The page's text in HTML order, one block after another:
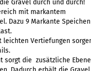
Gravel durch und durch!
mit markantem
Dazu 9 Markante
leichten Vertiefungen
sorgt die zusätzliche